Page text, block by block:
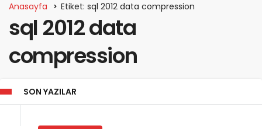
Anasayfa Etiket: sql 2012 data compression
sql 2012 data
compression
SON YAZILAR